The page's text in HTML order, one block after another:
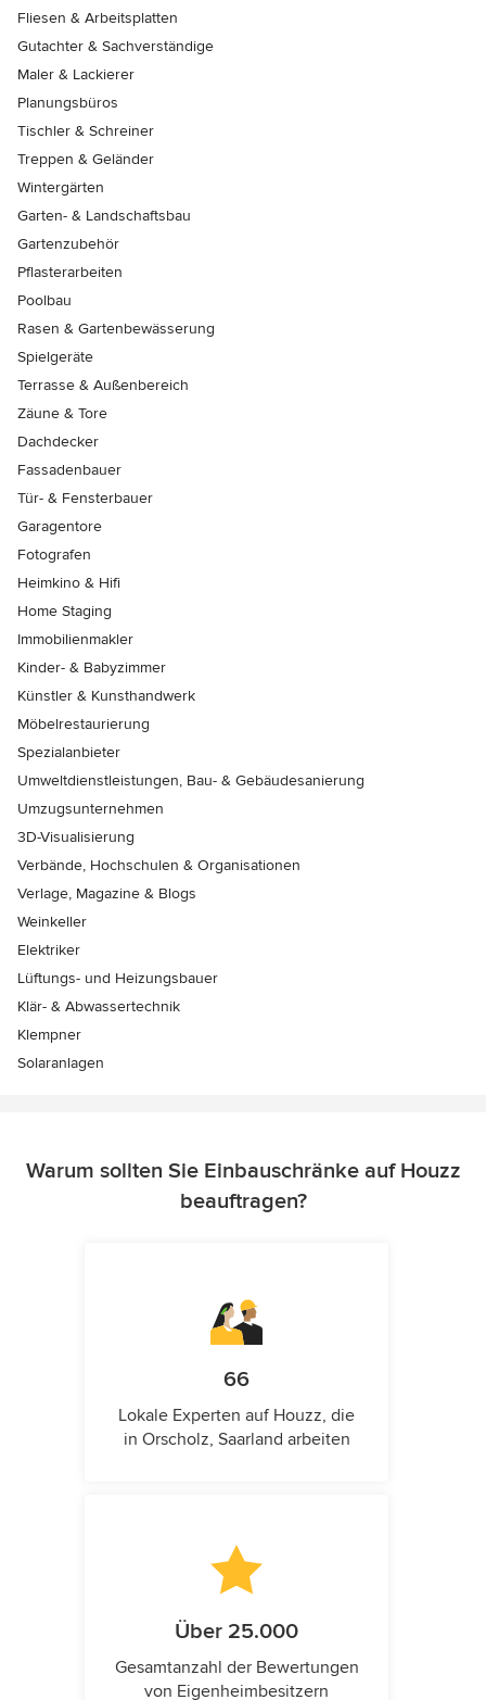
Fliesen & Arbeitsplatten
Gutachter & Sachverständige
Maler & Lackierer
Planungsbüros
Tischler & Schreiner
Treppen & Geländer
Wintergärten
Garten- & Landschaftsbau
Gartenzubehör
Pflasterarbeiten
Poolbau
Rasen & Gartenbewässerung
Spielgeräte
Terrasse & Außenbereich
Zäune & Tore
Dachdecker
Fassadenbauer
Tür- & Fensterbauer
Garagentore
Fotografen
Heimkino & Hifi
Home Staging
Immobilienmakler
Kinder- & Babyzimmer
Künstler & Kunsthandwerk
Möbelrestaurierung
Spezialanbieter
Umweltdienstleistungen, Bau- & Gebäudesanierung
Umzugsunternehmen
3D-Visualisierung
Verbände, Hochschulen & Organisationen
Verlage, Magazine & Blogs
Weinkeller
Elektriker
Lüftungs- und Heizungsbauer
Klär- & Abwassertechnik
Klempner
Solaranlagen
Warum sollten Sie Einbauschränke auf Houzz
beauftragen?
66
Lokale Experten auf Houzz, die
in Orscholz, Saarland arbeiten
Über 25.000
Gesamtanzahl der Bewertungen
von Eigenheimbesitzern